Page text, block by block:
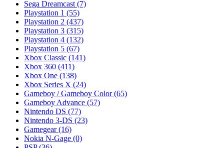
Sega Dreamcast (7)
Playstation 1 (55)
Playstation 2 (437)
Playstation 3 (315)
Playstation 4 (132)
Playstation 5 (67)
Xbox Classic (141)
Xbox 360 (411)
Xbox One (138)
Xbox Series X (24)
Gameboy / Gameboy Color(65)
Gameboy Advance (57)
Nintendo DS (77)
Nintendo 3-DS (23)
Gamegear(16)
Nokia N-Gage (0)